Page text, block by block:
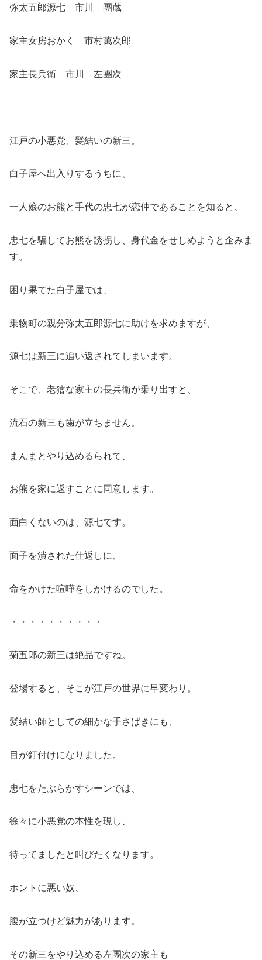
弥太五郎源七 市川 團蔵
家主女房おかく 市村萬次郎
家主長兵衛 市川 左團次
江戸の小悪党、髪結いの新三。
白子屋へ出入りするうちに、
一人娘のお熊と手代の忠七が恋仲であることを知ると、
忠七を騙してお熊を誘拐し、身代金をせしめようと企みま
す。
困り果てた白子屋では、
乗物町の親分弥太五郎源七に助けを求めますが、
源七は新三に追い返されてしまいます。
そこで、老獪な家主の長兵衛が乗り出すと、
流石の新三も歯が立ちません。
まんまとやり込めるられて、
お熊を家に返すことに同意します。
面白くないのは、源七です。
面子を潰された仕返しに、
命をかけた喧嘩をしかけるのでした。
・・・・・・・・・・
菊五郎の新三は絶品ですね。
登場すると、そこが江戸の世界に早変わり。
髪結い師としての細かな手さばきにも、
目が釘付けになりました。
忠七をたぶらかすシーンでは、
徐々に小悪党の本性を現し、
待ってましたと叫びたくなります。
ホントに悪い奴、
腹が立つけど魅力があります。
その新三をやり込める左團次の家主も